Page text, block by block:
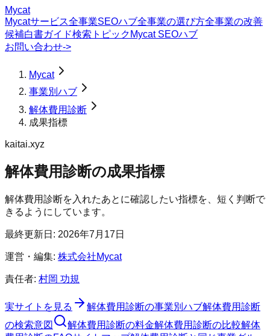
Mycat
Mycatサービス全事業SEOハブ全事業の選び方全事業の改善
候補白書ガイド検索トピック Mycat SEOハブ
お問い合わせ->
Mycat
事業別ハブ
解体費用診断
成果指標
kaitai.xyz
解体費用診断の成果指標
解体費用診断を入れたあとに確認したい指標を、短く判断で
きるようにしています。
最終更新日: 2026年7月17日
運営・編集: 株式会社Mycat
責任者: 村岡 功規
実サイトを見る 解体費用診断の事業別ハブ解体費用診断
の検索意図
解体費用診断の料金解体費用診断の比較解体